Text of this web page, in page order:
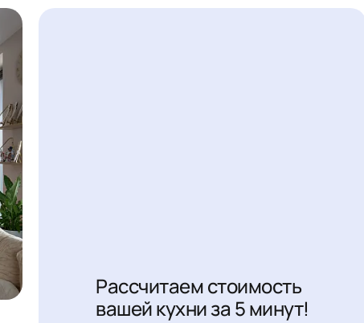
Рассчитаем стоимость
вашей кухни за 5 минут!